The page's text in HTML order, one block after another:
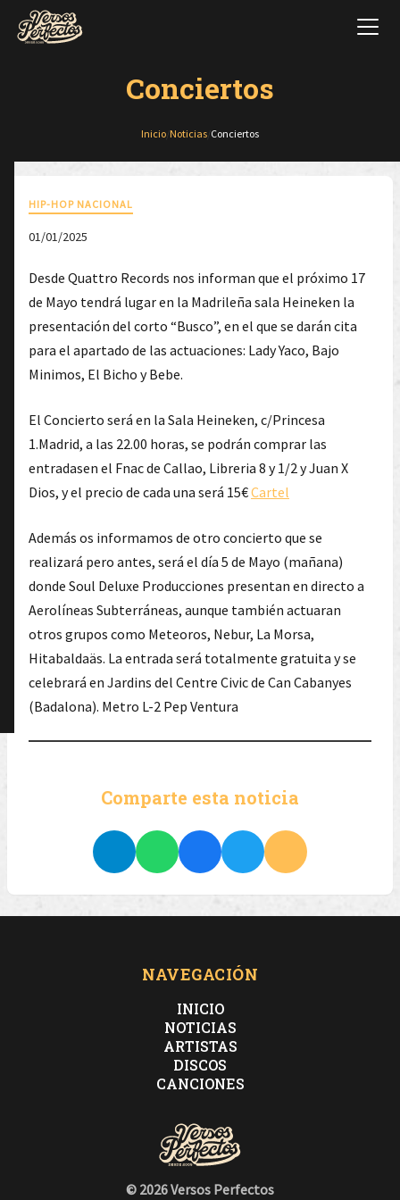
Conciertos
Inicio Noticias Conciertos
HIP-HOP NACIONAL
01/01/2025
Desde Quattro Records nos informan que el próximo 17
de Mayo tendrá lugar en la Madrileña sala Heineken la
presentación del corto “Busco”, en el que se darán cita
para el apartado de las actuaciones: Lady Yaco, Bajo
Minimos, El Bicho y Bebe.
El Concierto será en la Sala Heineken, c/Princesa
1.Madrid, a las 22.00 horas, se podrán comprar las
entradasen el Fnac de Callao, Libreria 8 y 1/2 y Juan X
Dios, y el precio de cada una será 15€Cartel
Además os informamos de otro concierto que se
realizará pero antes, será el día 5 de Mayo (mañana)
donde Soul Deluxe Producciones presentan en directo a
Aerolíneas Subterráneas, aunque también actuaran
otros grupos como Meteoros, Nebur, La Morsa,
Hitabaldaäs. La entrada será totalmente gratuita y se
celebrará en Jardins del Centre Civic de Can Cabanyes
(Badalona). Metro L-2 Pep Ventura
Comparte esta noticia
NAVEGACIÓN
INICIO
NOTICIAS
ARTISTAS
DISCOS
CANCIONES
© 2026 Versos Perfectos